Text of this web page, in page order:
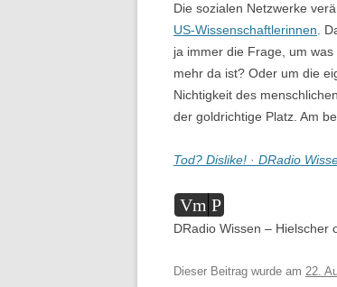
Die sozialen Netzwerke
US-Wissenschaftlerinnen .
ja immer die Frage, um
mehr da ist? Oder um die
Nichtigkeit des
der goldrichtige Platz. Am
Tod? Dislike! · DRadio
Audio-
Player
Vm P
DRadio Wissen – Hielscher
Dieser Beitrag wurde am 22.